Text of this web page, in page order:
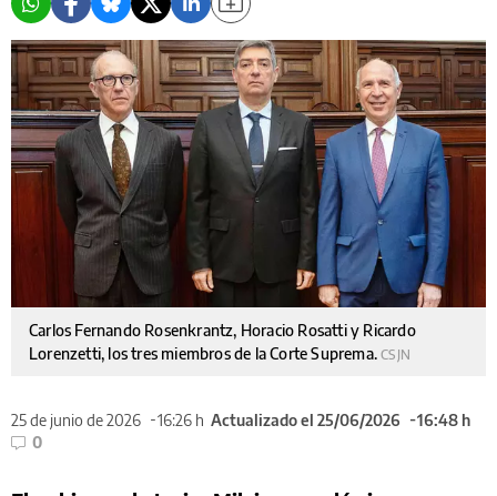
Carlos Fernando Rosenkrantz, Horacio Rosatti y Ricardo
Lorenzetti, los tres miembros de la Corte Suprema.CSJN
25 de junio de 2026 16:26 h Actualizado el 25/06/2026
16:48 h
0